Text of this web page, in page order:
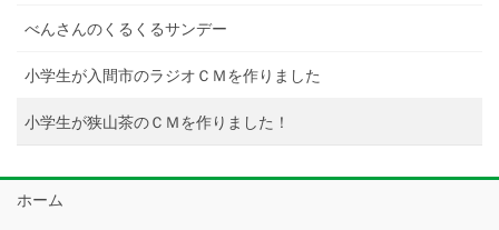
べんさんのくるくるサンデー
小学生が入間市のラジオＣＭを作りました
小学生が狭山茶のＣＭを作りました！
ホーム